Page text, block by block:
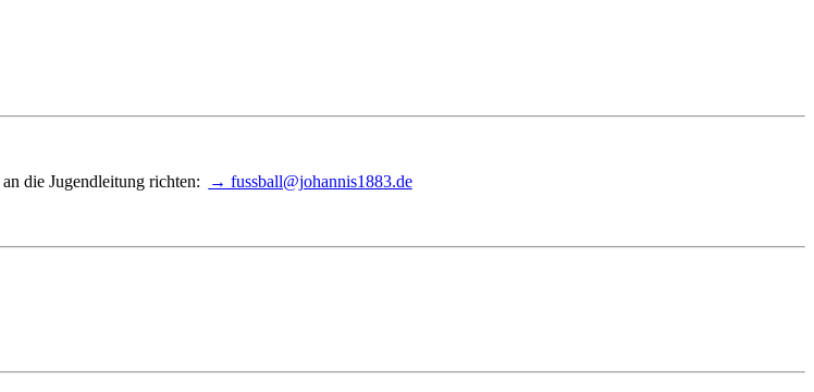
die Jugendleitung richten: → fussball@johannis1883.de